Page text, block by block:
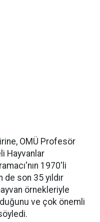
OMÜ Profesör
Hayvanlar
1970'li
de son 35 yıldır
örnekleriyle
ve çok önemli